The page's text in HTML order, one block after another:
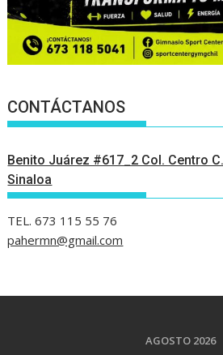
CONTÁCTANOS
Benito Juárez #617_2 Col. Centro
Sinaloa
TEL. 673 115 55 76
pahermn@gmail.com
AGOSTO 2026